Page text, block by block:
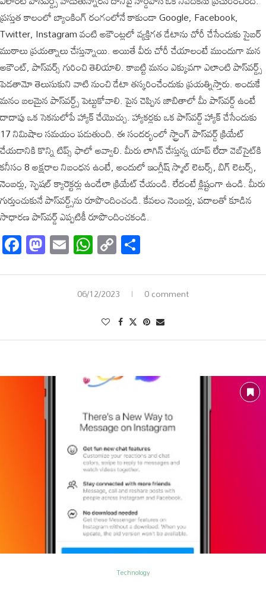
ప్రస్తుత కాలంలో బ్యాంకింగ్ రంగంలోనే కాకుండా Google, Facebook,
Twitter, Instagram వంటి అకౌంట్లలో వ్యక్తిగత డేటాను చోరీ చేసేందుకు సైబర్
ముఠాలు ప్రయత్నాలు చేస్తున్నాయి. అయితే వీరు చోరీ చేయాలంటే ముందుగా మన
అకౌంట్, పాస్‌వర్స్ గురించి తెలియాలి. కాబట్టి మనం ఎక్కువగా ఎలాంటి పాస్‌వర్డ్స్
పెడతామో తెలుసుకుని వాటి నుంచి డేటా తస్కరించేందుకు ప్రయత్నిస్తారు. అందుకే
మనం బలమైన పాస్‌వర్డ్స్ పెట్టుకోవాలి. పైన చెప్పిన జాబితాలో మీ పాస్‌వర్డ్ ఉంటే
దాదాపు ఒక సెకనులోపే హ్యాక్ చేయొచ్చు. హ్యాకర్లకు ఒక పాస్‌వర్డ్ హ్యాక్ చేసేందుకు
17 నిమిషాల సమయం పడుతుంది. ఈ సందర్భంలో స్ట్రాంగ్ పాస్‌వర్డ్ క్రియేట్
చేయడానికి కొన్ని టిప్స్ ఫాలో అవ్వాలి. మీరు లాగిన్ చేస్తున్న యాప్ లేదా వెబ్‌సైట్‌కి
కనీసం 8 అక్షరాల నిబంధన ఉంటే, అందులో ఇంగ్లీష్ స్మాల్ లెటర్స్, బిగ్ లెటర్స్,
నెంబర్లు, స్పెషల్ క్యారెక్టర్లు ఉండేలా క్రియేట్ చేయండి. లేదంటే క్లిష్టంగా ఉండి. మీరు
గుర్తుంచుకునే పాస్‌‌వర్డ్స్‌ను రూపొందించండి. కేవలం నెంబర్లు, పదాలతో కూడిన
సాధారణ పాస్‌వర్డ్ ఎప్పటికీ రూపొందించకండి.
Facebook
Mastodon
EmailWhatsApp
Copy
Link
06/12/2023 0 comment
Technology